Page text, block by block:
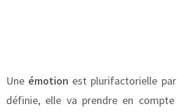
Une émotion est plurifactorielle
définie, elle va prendre en